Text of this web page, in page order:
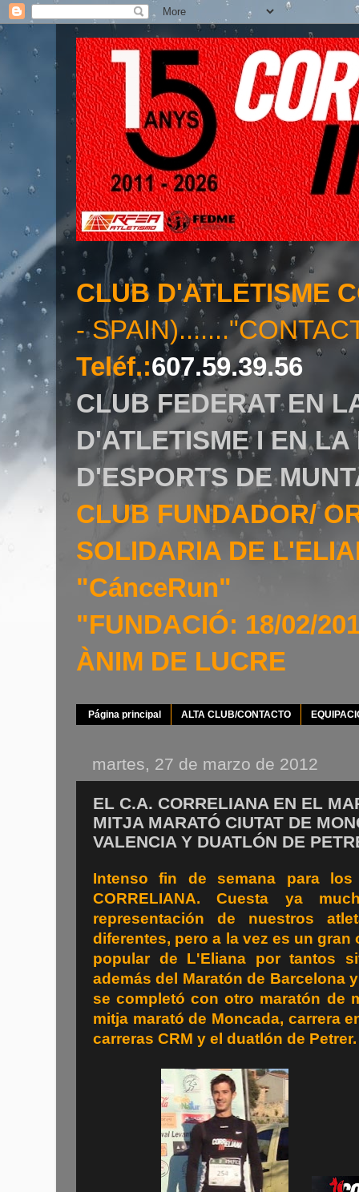
CLUB D'ATLETISME
-
Teléf.:607.59.39.56
CLUB FEDERAT EN
D'ATLETISME I EN
D'ESPORTS DE
CLUB FUNDADOR/
SOLIDARIA DE
"CánceRun"
"FUNDACIÓ: 18/02/
ÀNIM DE LUCRE
Página principal ALTA CLUB/CONTACTO
martes, 27 de marzo de 2012
EL C.A. CORRELIANA EN EL
MITJA MARATÓ CIUTAT DE
VALENCIA Y DUATLÓN DE
Intenso fin de semana para los
CORRELIANA. Cuesta ya
representación de nuestros
diferentes, pero a la vez es un
popular de L'Eliana por tantos
además del Maratón de Barcelona
se completó con otro maratón de
mitja marató de Moncada, carrera
carreras CRM y el duatlón de Petrer.